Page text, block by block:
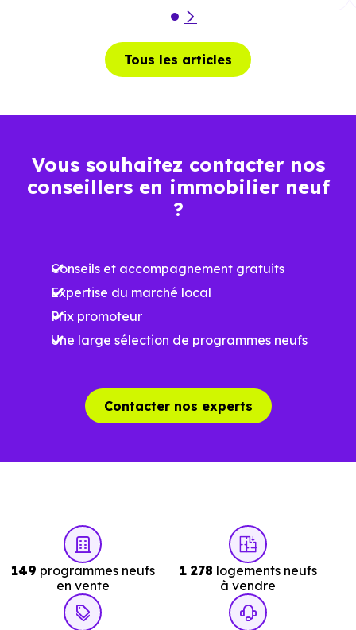
Tous les articles
Vous souhaitez contacter nos
conseillers en immobilier neuf
?
Conseils et accompagnement gratuits
Expertise du marché local
Prix promoteur
Une large sélection de programmes neufs
Contacter nos experts
149 programmes neufs
en vente
1 278 logements neufs
à vendre